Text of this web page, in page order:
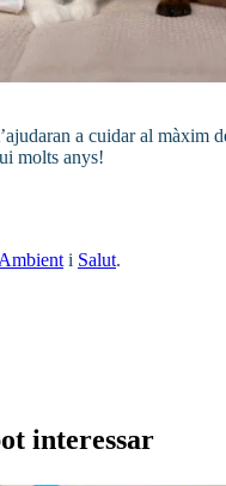
a cuidar al màxim
molts anys!
i Salut.
interessar